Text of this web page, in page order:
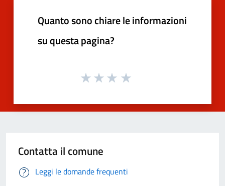
Quanto sono chiare le informazioni
su questa pagina?
Contatta il comune
Leggi le domande frequenti